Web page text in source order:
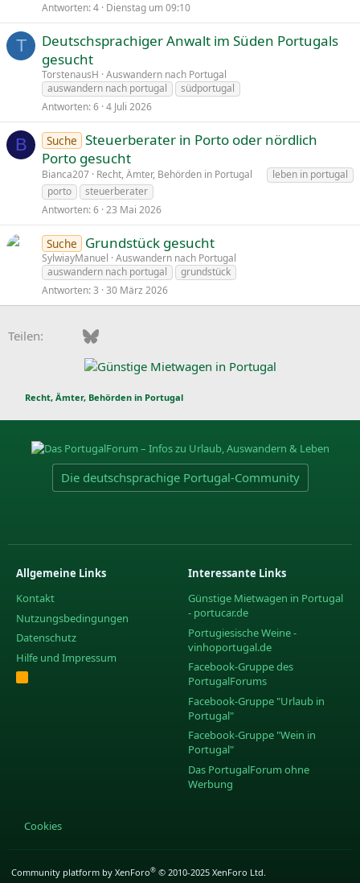
Antworten 4 Dienstag um 09:10
T
Deutschsprachiger Anwalt im Süden Portugals
gesucht
TorstenausH Auswandern nach Portugal
auswandern nach portugal
südportugal
Antworten 6 4 Juli 2026
B Suche Steuerberater in Porto oder nördlich
Porto gesucht
Bianca207 Recht, Ämter, Behörden in Portugal
leben in portugal
porto
steuerberater
Antworten 6 23 Mai 2026
Suche Grundstück gesucht
SylwiayManuel Auswandern nach Portugal
auswandern nach portugal
grundstück
Antworten 3 30 März 2026
Teilen: FacebookBluesky
Recht, Ämter, Behörden in Portugal
Die deutschsprachige Portugal-Community
Allgemeine Links
Kontakt
Nutzungsbedingungen
Datenschutz
Hilfe und Impressum
R
Interessante Links
Günstige Mietwagen in Portugal
- portucar.de
Portugiesische Weine -
vinhoportugal.de
Facebook-Gruppe des
PortugalForums
Facebook-Gruppe "Urlaub in
Portugal"
Facebook-Gruppe "Wein in
Portugal"
Das PortugalForum ohne
Werbung
Cookies
Community platform by XenForo® © 2010-2025 XenForo Ltd.